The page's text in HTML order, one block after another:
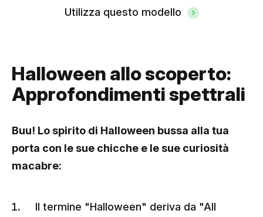
Utilizza questo modello
Halloween allo scoperto:
Approfondimenti spettrali
Buu! Lo spirito di Halloween bussa alla tua
porta con le sue chicche e le sue curiosità
macabre:
Il termine "Halloween" deriva da "All